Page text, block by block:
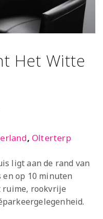
Het Witte
, Olterterp
ligt aan de rand van
op 10 minuten
ruime, rookvrije